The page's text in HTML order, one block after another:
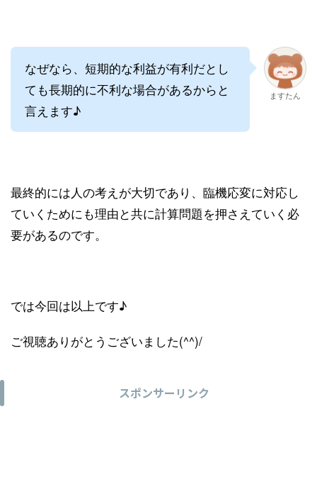
なぜなら、短期的な利益が有利だとし
ても長期的に不利な場合があるからと
言えます♪
ますたん
最終的には人の考えが大切であり、臨機応変に対応し
ていくためにも理由と共に計算問題を押さえていく必
要があるのです。
では今回は以上です♪
ご視聴ありがとうございました(^^)/
スポンサーリンク